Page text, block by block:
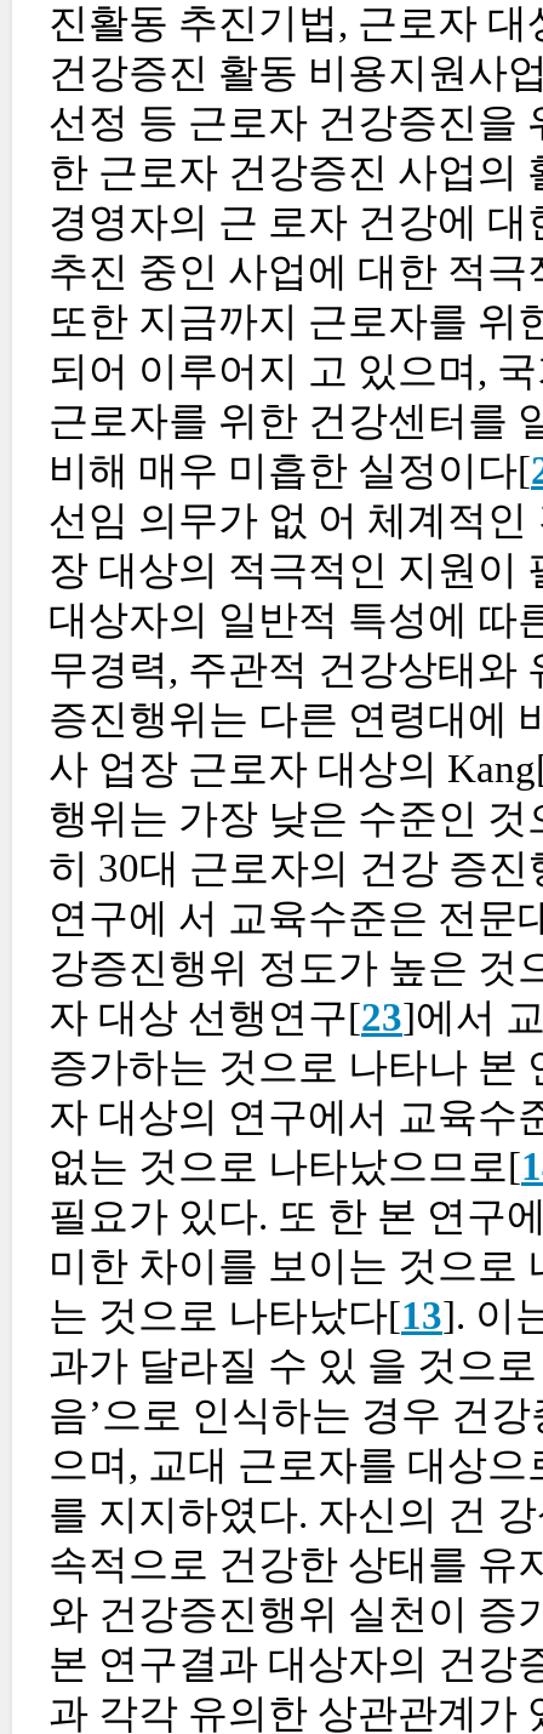
진활동 추진기법, 근로자
건강증진 활동 비용지원사
선정 등 근로자 건강증진을
한 근로자 건강증진 사업의
경영자의 근 로자 건강에
추진 중인 사업에 대한 적
또한 지금까지 근로자를 위
되어 이루어지 고 있으며,
근로자를 위한 건강센터를
비해 매우 미흡한 실정이다[
선임 의무가 없 어 체계적
장 대상의 적극적인 지원이
대상자의 일반적 특성에 따
무경력, 주관적 건강상태와
증진행위는 다른 연령대에
사 업장 근로자 대상의
행위는 가장 낮은 수준인
히 30대 근로자의 건강 증
연구에 서 교육수준은 전문
강증진행위 정도가 높은 것
자 대상 선행연구[23]에서
증가하는 것으로 나타나 본
자 대상의 연구에서 교육수
없는 것으로 나타났으므로[
필요가 있다. 또 한 본 연구
미한 차이를 보이는 것으로
는 것으로 나타났다[13]. 이
과가 달라질 수 있 을 것으
음’으로 인식하는 경우 건
으며, 교대 근로자를 대상으
를 지지하였다. 자신의 건
속적으로 건강한 상태를 유
와 건강증진행위 실천이 증
본 연구결과 대상자의 건강
과 각각 유의한 상관관계가